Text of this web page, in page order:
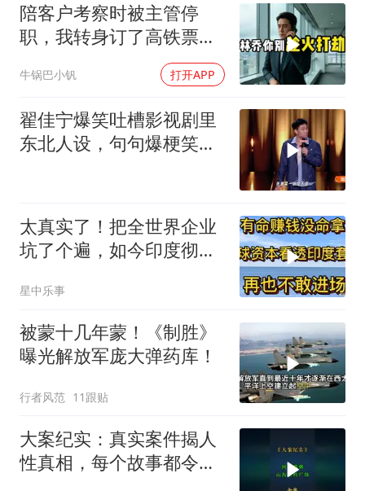
陪客户考察时被主管停
职，我转身订了高铁票。
2小时后总监急疯了：12
亿合同没你根本签不了
牛锅巴小钒 打开APP
翟佳宁爆笑吐槽影视剧里
东北人设，句句爆梗笑点
太真实了！把全世界企业
坑了个遍，如今印度彻底
星中乐事
被蒙十几年蒙！《制胜》
曝光解放军庞大弹药库！
行者风范 11跟贴
大案纪实：真实案件揭人
性真相，每个故事都令人